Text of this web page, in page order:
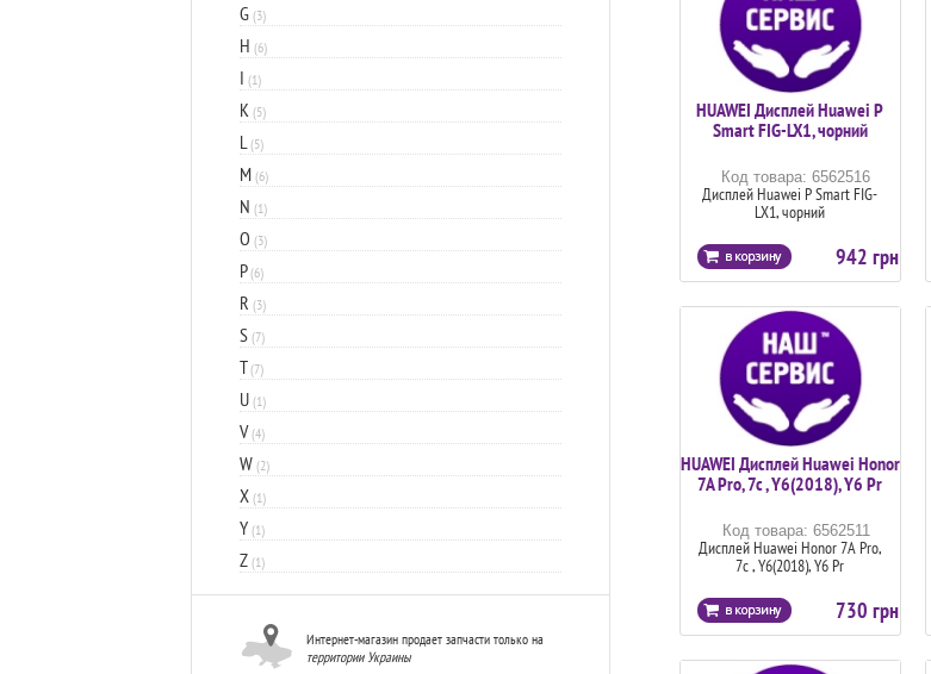
HUAWEI Дисплей Huawei P
Smart FIG-LX1, чорний
Код товара: 6562516
Дисплей Huawei P Smart FIG-
LX1, чорний
942 грн
HUAWEI Дисплей Huawei Honor
7A Pro, 7c , Y6(2018), Y6 Pr
Код товара: 6562511
Дисплей Huawei Honor 7A Pro,
7c , Y6(2018), Y6 Pr
730 грн
G (3)
H (6)
I (1)
K (5)
L(5)
M (6)
N (1)
O (3)
P(6)
R (3)
S (7)
T(7)
U (1)
V(4)
W (2)
X (1)
Y (1)
Z (1)
Интернет-магазин продает запчасти только на
территории Украины